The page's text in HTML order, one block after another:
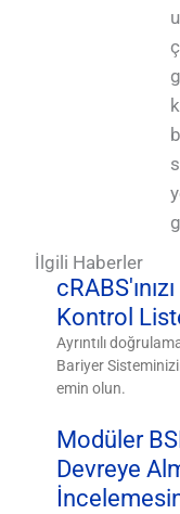
İlgili Haberler
Kontrol
Ayrıntılı
Bariyer
emin olun.
Modüler
Devreye